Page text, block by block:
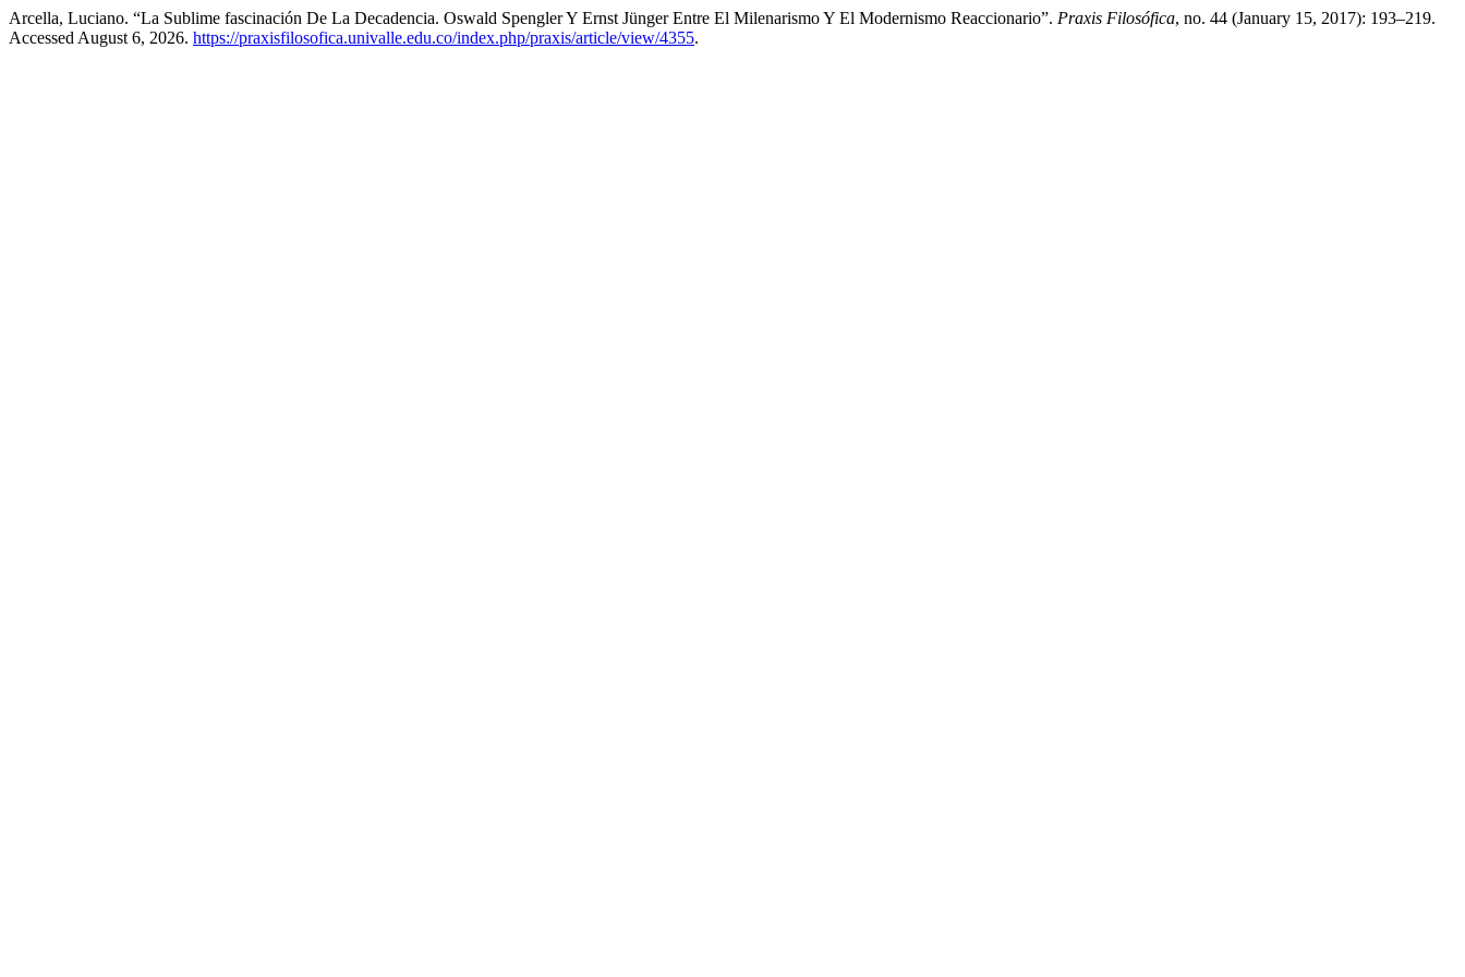
Arcella, Luciano. “La Sublime fascinación De La Decadencia. Oswald Spengler Y Ernst Jünger Entre El Milenarismo Y El Modernismo Reaccionario”. Praxis Filosófica, no. 44 (January 15, 2017): 193–219.
Accessed August 6, 2026. https://praxisfilosofica.univalle.edu.co/index.php/praxis/article/view/4355.